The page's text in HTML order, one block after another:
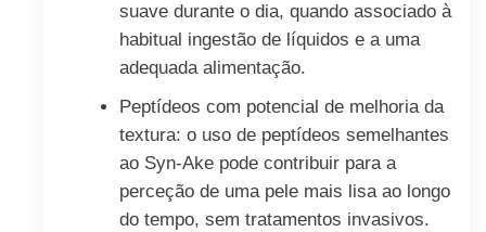
suave durante o dia, quando associado à
habitual ingestão de líquidos e a uma
adequada alimentação.
Peptídeos com potencial de melhoria da
textura: o uso de peptídeos semelhantes
ao Syn-Ake pode contribuir para a
perceção de uma pele mais lisa ao longo
do tempo, sem tratamentos invasivos.